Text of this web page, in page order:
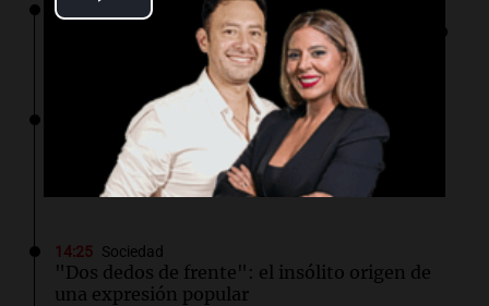
Video
14:38 La Argentina Posible
Tiene 92 años, creó un imperio gastronómico
y aún prueba cada plato antes de servirlo
Mundo
Acuerdo de defensa entre Arabia Saudí,
Turquía y Pakistán fortalece la cooperación
regional
14:25 Sociedad
"Dos dedos de frente": el insólito origen de
una expresión popular